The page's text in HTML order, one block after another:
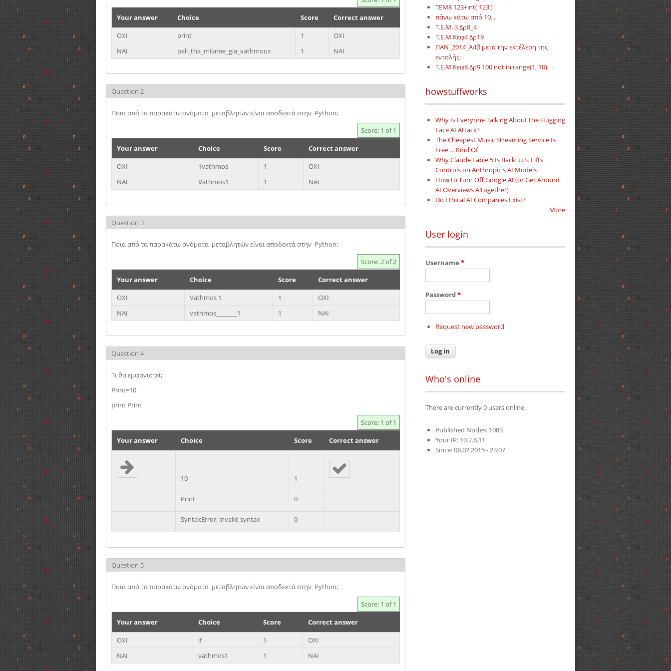
Your answer
Choice Score
Correct answer
ΟΧΙ
print 1
ΟΧΙ
ΝΑΙ
pali_tha_milame_gia_vathmous 1 ΝΑΙ
Question 2
Ποια από τα παρακάτω ονόματα μεταβλητών είναι αποδεκτά στην Python;
Score: 1 of 1
Your answer
Choice Score
Correct answer
ΟΧΙ
1vathmos 1
ΟΧΙ
ΝΑΙ
Vathmos1 1 ΝΑΙ
Question 3
Ποια από τα παρακάτω ονόματα μεταβλητών είναι αποδεκτά στην Python;
Score: 2 of 2
Your answer
Choice Score
Correct answer
ΟΧΙ
Vathmos 1 1
ΟΧΙ
ΝΑΙ
vathmos_______1 1 ΝΑΙ
Question 4
Τι θα εμφανιστεί;
Print=10
print Print
Score: 1 of 1
Your answer
Choice Score Correct answer
10 1
Print 0
SyntaxError: invalid syntax 0
Question 5
Ποια από τα παρακάτω ονόματα μεταβλητών είναι αποδεκτά στην Python;
Score: 1 of 1
Your answer
Choice Score
Correct answer
ΟΧΙ
if 1
ΟΧΙ
ΝΑΙ
vathmos1 1 ΝΑΙ
ΤΕΜ8 123+int('123')
πάνω κάτω από 10...
Τ.Ε.Μ. 3 Δρ8_4
T.E.M Κεφ4 Δρ19
ΠΑΝ_2014_Α4β μετά την εκτέλεση της
εντολής;
T.E.M Κεφ8 Δρ9 100 not in range(1, 10)
howstuffworks
Why Is Everyone Talking About the Hugging
Face AI Attack?
The Cheapest Music Streaming Service Is
Free ... Kind Of
Why Claude Fable 5 Is Back: U.S. Lifts
Controls on Anthropic's AI Models
How to Turn Off Google AI (or Get Around
AI Overviews Altogether)
Do Ethical AI Companies Exist?
More
User login
Username *
Password*
Request new password
Who's online
There are currently 0 users online.
Published Nodes: 1083
Your IP: 10.2.6.11
Since: 08.02.2015 - 23:07